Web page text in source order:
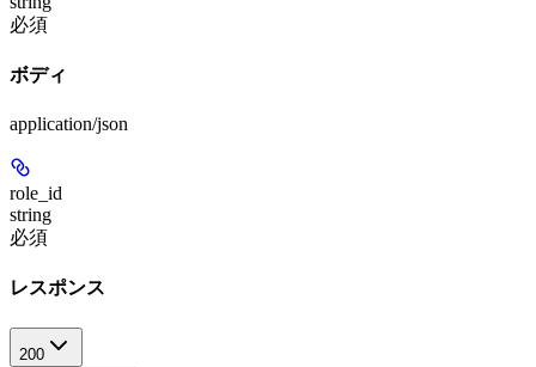
必須
ボディ
application/json
role_id
string
必須
レスポンス
200